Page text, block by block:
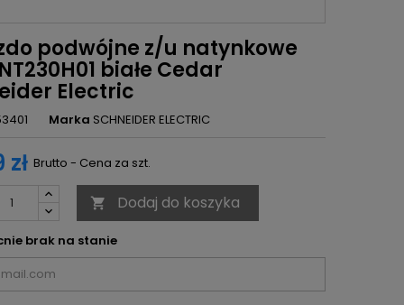
podwójne z/u natynkowe
białe Cedar
Electric
Marka SCHNEIDER ELECTRIC
zł Brutto - Cena za szt.
 Dodaj do koszyka
brak na stanie